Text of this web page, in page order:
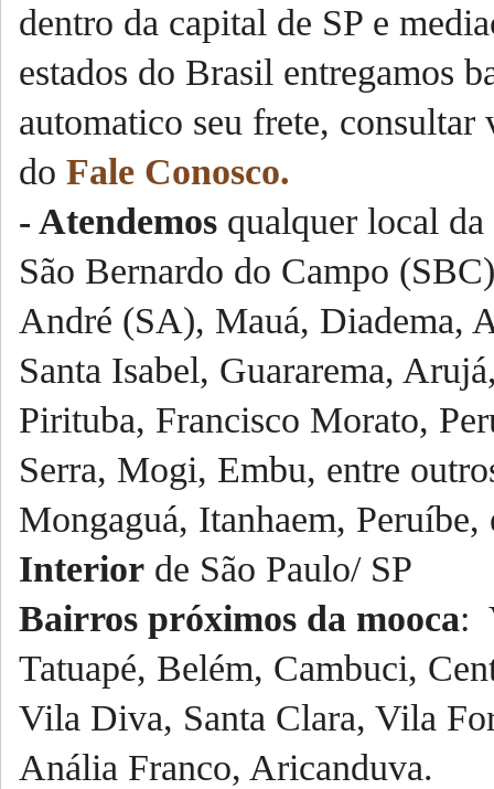
dentro da capital de SP e
estados do Brasil entregamos
automatico seu frete, consultar
do Fale Conosco.
- Atendemos qualquer local
São Bernardo do Campo
André (SA), Mauá, Diadema,
Santa Isabel, Guararema,
Pirituba, Francisco Morato,
Serra, Mogi, Embu, entre
Mongaguá, Itanhaem, Peruíbe,
Interior de São Paulo/ SP
Bairros próximos da mooca:
Tatuapé, Belém, Cambuci,
Vila Diva, Santa Clara, Vila
Anália Franco, Aricanduva.